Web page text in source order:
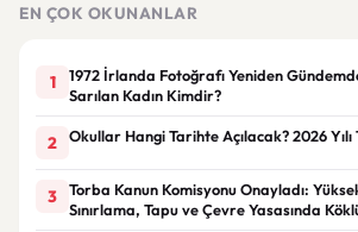
EN ÇOK OKUNANLAR
1
1972 İrlanda Fotoğrafı Yeniden
Sarılan Kadın Kimdir?
2 Okullar Hangi Tarihte Açılacak? 2026
3
Torba Kanun Komisyonu Onayladı:
Sınırlama, Tapu ve Çevre Yasasında